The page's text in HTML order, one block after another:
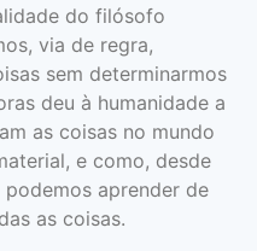
do filósofo
via de regra,
sem determinarmos
deu à humanidade a
as coisas no mundo
e como, desde
aprender de
as coisas.